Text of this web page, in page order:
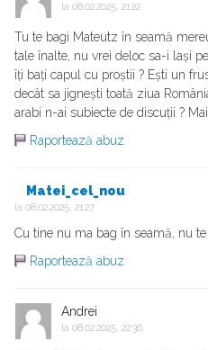
la 08.02.2025, 21:22
Tu te bagi Mateutz în seamă
tale înalte, nu vrei deloc sa-i lași
îți bați capul cu proștii ? Ești un
decât sa jignești toată ziua
arabi n-ai subiecte de discuții ?
Raportează abuz
Matei_cel_nou
la 08.02.2025, 21:27
Cu tine nu ma bag în seamă, nu
Raportează abuz
Andrei
la 08.02.2025, 22:36